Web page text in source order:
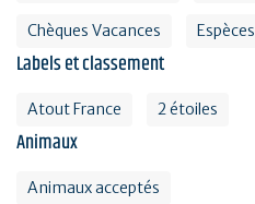
Chèques Vacances Espèces
Labels et classement
Atout France 2 étoiles
Animaux
Animaux acceptés